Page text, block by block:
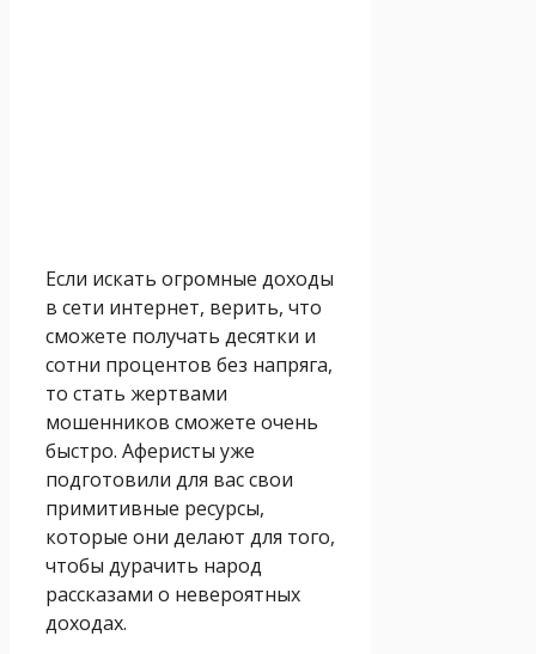
Если искать огромные доходы
в сети интернет, верить, что
сможете получать десятки и
сотни процентов без напряга,
то стать жертвами
мошенников сможете очень
быстро. Аферисты уже
подготовили для вас свои
примитивные ресурсы,
которые они делают для того,
чтобы дурачить народ
рассказами о невероятных
доходах.